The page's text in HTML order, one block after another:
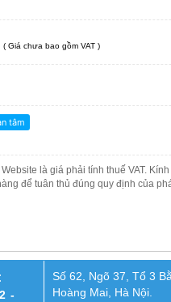
( Giá chưa bao gồm VAT )
là giá phải tính thuế VAT.
để tuân thủ đúng quy định của
-
Số 62, Ngõ 37, Tổ 3
Hoàng Mai, Hà Nội.